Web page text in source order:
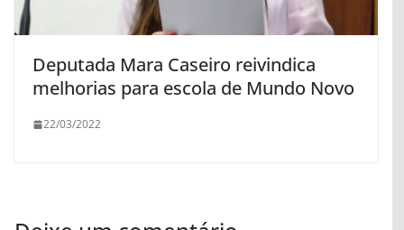
Deputada Mara Caseiro reivindica
melhorias para escola de Mundo Novo
22/03/2022